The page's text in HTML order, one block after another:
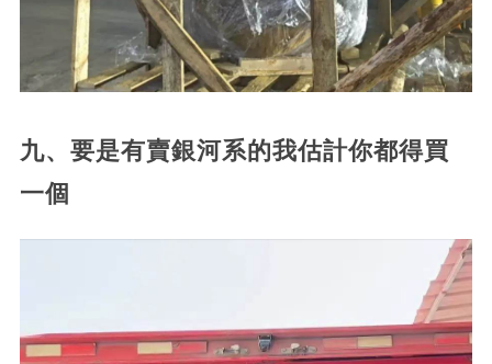
九、要是有賣銀河系的我估計你都得買
一個